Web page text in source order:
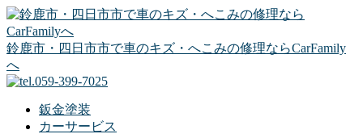
コ
ン
テ
ン
ツ
鈴鹿市・四日市市で車のキズ・へこみの修理ならCarFamily
へ
鈑金塗装
カーサービス